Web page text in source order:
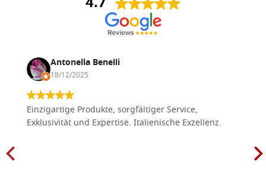
Antonella Benelli
18/12/2025
Einzigartige Produkte, sorgfältiger Service,
Exklusivität und Expertise. Italienische Exzellenz.